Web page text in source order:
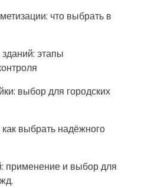
что выбрать в
этапы
выбор для городских
выбрать надёжного
применение и выбор для